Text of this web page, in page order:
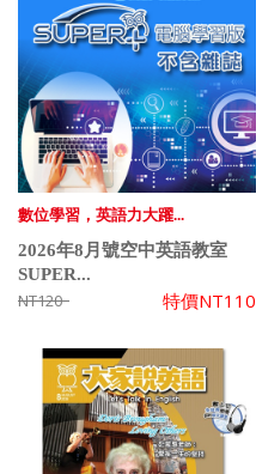
數位學習，英語力大躍...
2026年8月號空中英語教室
SUPER...
NT120 特價NT110